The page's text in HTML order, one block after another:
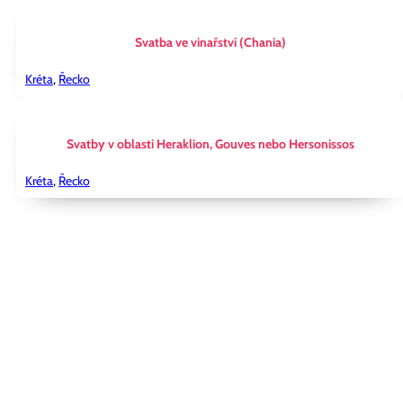
Svatba ve vinařství (Chania)
Kréta, Řecko
Svatby v oblasti Heraklion, Gouves nebo Hersonissos
Kréta, Řecko